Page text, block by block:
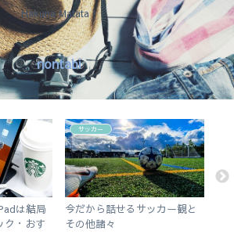
Hakuna Matata !
nontabi
は結局
ク・おす
サッカー
今だから話せるサッカー観と
その他諸々